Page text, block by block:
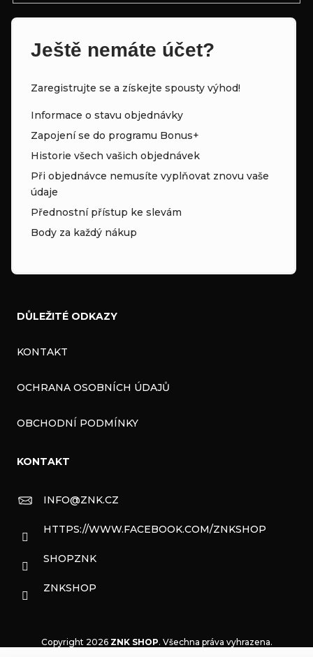
Ještě nemáte účet?
Zaregistrujte se a získejte spousty výhod!
Informace o stavu objednávky
Zapojení se do programu Bonus+
Historie všech vašich objednávek
Při objednávce nemusíte vyplňovat znovu vaše
údaje
Přednostní přístup ke slevám
Body za každý nákup
DŮLEŽITÉ ODKAZY
KONTAKT
OCHRANA OSOBNÍCH ÚDAJŮ
OBCHODNÍ PODMÍNKY
KONTAKT
INFO@ZNK.CZ
HTTPS://WWW.FACEBOOK.COM/ZNKSHOP
SHOPZNK
ZNKSHOP
Copyright 2026 ZNK SHOP. Všechna práva vyhrazena.